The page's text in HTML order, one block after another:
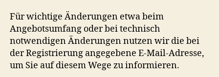
Für wichtige Änderungen etwa beim
Angebotsumfang oder bei technisch
notwendigen Änderungen nutzen wir die bei
der Registrierung angegebene E-Mail-Adresse,
um Sie auf diesem Wege zu informieren.